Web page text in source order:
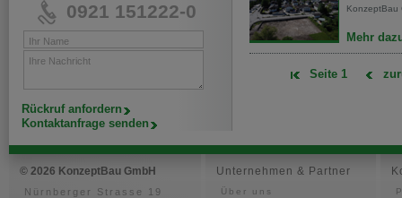
0921 151222-0
Ihr Name
Ihre Nachricht
Rückruf anfordern
Kontaktanfrage senden
KonzeptBau
Mehr
Seite 1
© 2026 KonzeptBau GmbH
Nürnberger Strasse 19
Unternehmen & Partner
Über uns